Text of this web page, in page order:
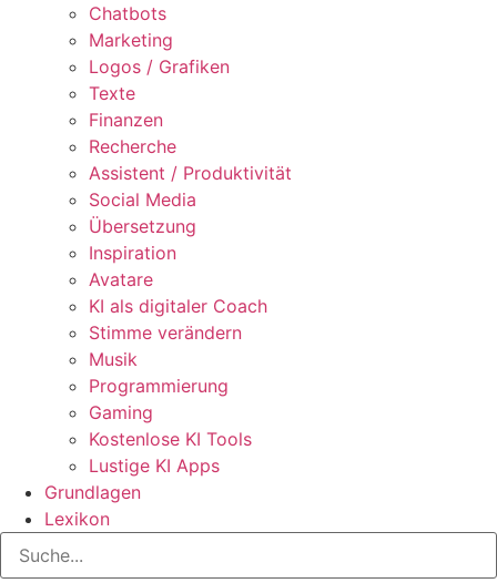
Chatbots
Marketing
Logos / Grafiken
Texte
Finanzen
Recherche
Assistent / Produktivität
Social Media
Übersetzung
Inspiration
Avatare
KI als digitaler Coach
Stimme verändern
Musik
Programmierung
Gaming
Kostenlose KI Tools
Lustige KI Apps
Grundlagen
Lexikon